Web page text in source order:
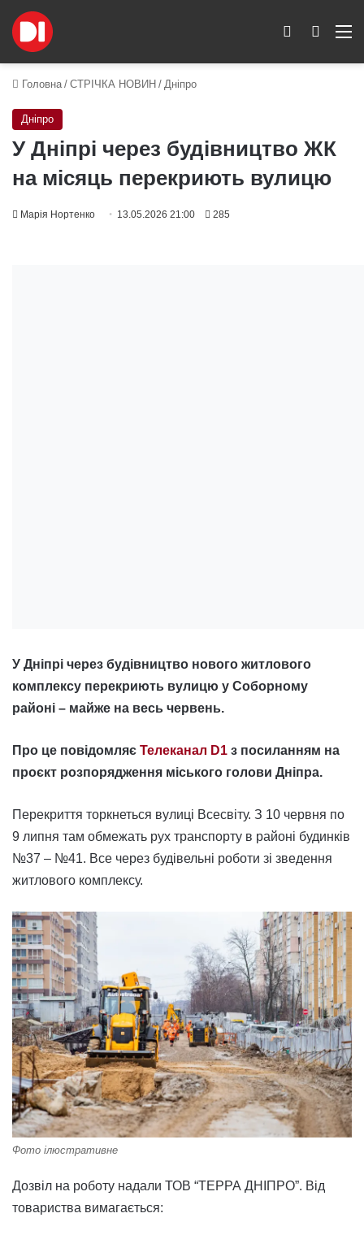
Пошук
Switch skin
Головна / СТРІЧКА НОВИН / Дніпро
Дніпро
У Дніпрі через будівництво ЖК
на місяць перекриють вулицю
Марія Нортенко 13.05.2026 21:00 285
У Дніпрі через будівництво нового житлового
комплексу перекриють вулицю у Соборному
районі – майже на весь червень.
Про це повідомляє Телеканал D1 з посиланням на
проєкт розпорядження міського голови Дніпра.
Перекриття торкнеться вулиці Всесвіту. З 10 червня по
9 липня там обмежать рух транспорту в районі будинків
№37 – №41. Все через будівельні роботи зі зведення
житлового комплексу.
Фото ілюстративне
Дозвіл на роботу надали ТОВ “ТЕРРА ДНІПРО”. Від
товариства вимагається: